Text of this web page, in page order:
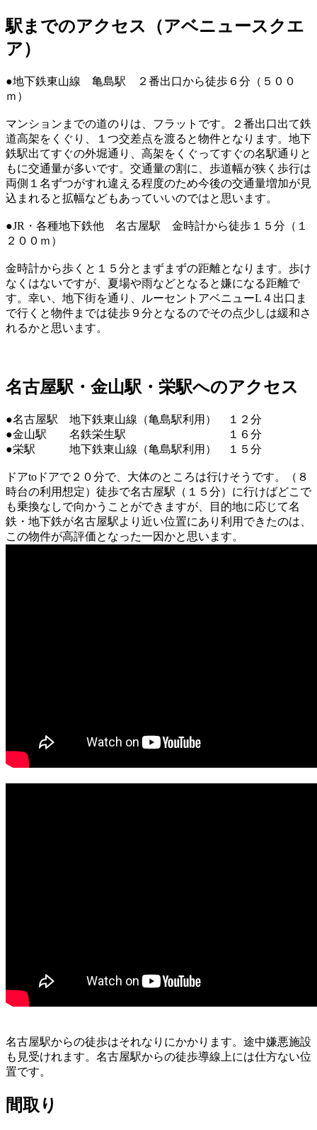
駅までのアクセス（アベニュースクエ
ア）
●地下鉄東山線 亀島駅 ２番出口から徒歩６分（５００
ｍ）
マンションまでの道のりは、フラットです。２番出口出て鉄
道高架をくぐり、１つ交差点を渡ると物件となります。地下
鉄駅出てすぐの外堀通り、高架をくぐってすぐの名駅通りと
もに交通量が多いです。交通量の割に、歩道幅が狭く歩行は
両側１名ずつがすれ違える程度のため今後の交通量増加が見
込まれると拡幅などもあっていいのではと思います。
●JR・各種地下鉄他 名古屋駅 金時計から徒歩１５分（１
２００ｍ）
金時計から歩くと１５分とまずまずの距離となります。歩け
なくはないですが、夏場や雨などとなると嫌になる距離で
す。幸い、地下街を通り、ルーセントアベニューL４出口ま
で行くと物件までは徒歩９分となるのでその点少しは緩和さ
れるかと思います。
名古屋駅・金山駅・栄駅へのアクセス
●名古屋駅 地下鉄東山線（亀島駅利用） １２分
●金山駅 名鉄栄生駅 １６分
●栄駅 地下鉄東山線（亀島駅利用） １５分
ドアtoドアで２０分で、大体のところは行けそうです。（８
時台の利用想定）徒歩で名古屋駅（１５分）に行けばどこで
も乗換なしで向かうことができますが、目的地に応じて名
鉄・地下鉄が名古屋駅より近い位置にあり利用できたのは、
この物件が高評価となった一因かと思います。
名古屋駅からの徒歩はそれなりにかかります。途中嫌悪施設
も見受けれます。名古屋駅からの徒歩導線上には仕方ない位
置です。
間取り